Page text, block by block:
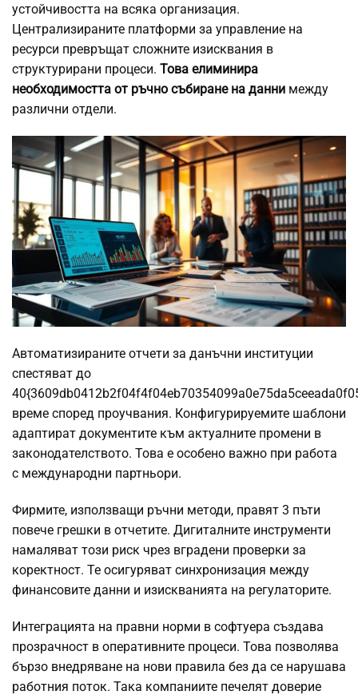
устойчивостта на всяка организация.
Централизираните платформи за управление на
ресурси превръщат сложните изисквания в
структурирани процеси. Това елиминира
необходимостта от ръчно събиране на данни между
различни отдели.
Автоматизираните отчети за данъчни институции
спестяват до
време според проучвания. Конфигурируемите шаблони
адаптират документите към актуалните промени в
законодателството. Това е особено важно при работа
с международни партньори.
Фирмите, използващи ръчни методи, правят 3 пъти
повече грешки в отчетите. Дигиталните инструменти
намаляват този риск чрез вградени проверки за
коректност. Те осигуряват синхронизация между
финансовите данни и изискванията на регулаторите.
Интеграцията на правни норми в софтуера създава
прозрачност в оперативните процеси. Това позволява
бързо внедряване на нови правила без да се нарушава
работния поток. Така компаниите печелят доверие